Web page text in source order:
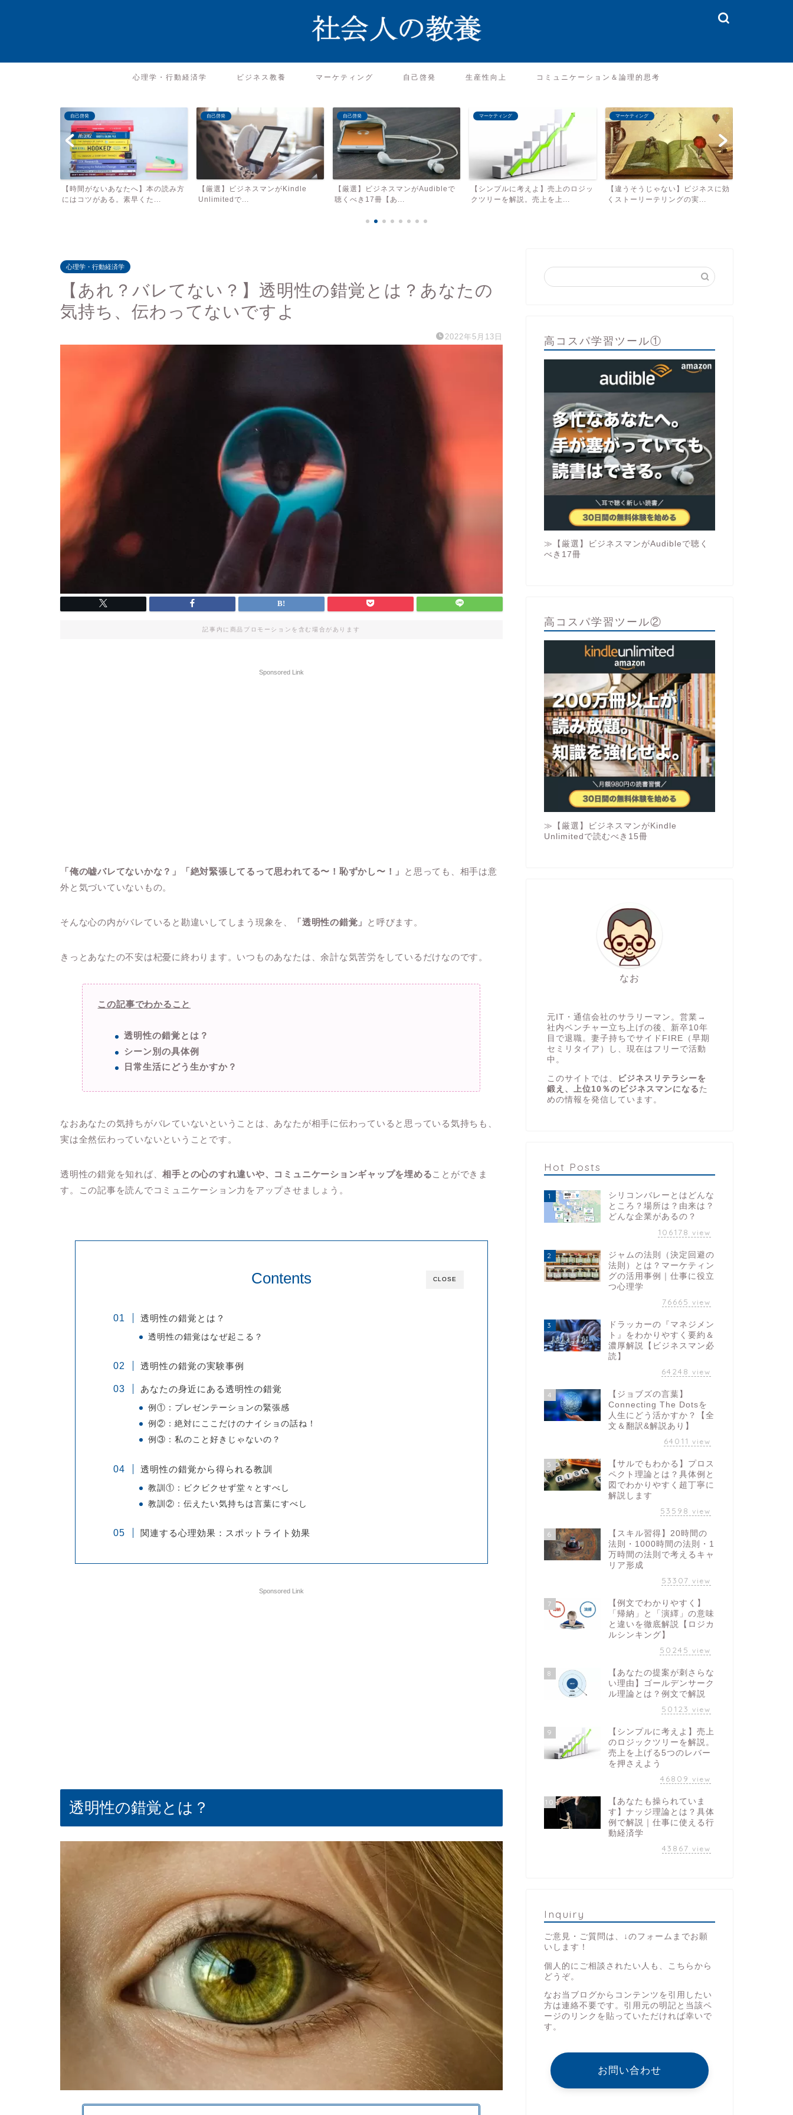
心理学・行動経済学 ビジネス教養 マーケティング 自己啓発 生産性向上 コミュニケーション＆論理的思考
自己啓発
【厳選】ビジネスマンがKindle
Unlimitedで...
自己啓発
【厳選】ビジネスマンがAudibleで
聴くべき17冊【あ...
マーケティング
【シンプルに考えよ】売上のロジッ
クツリーを解説。売上を上...
マーケティング
【違うそうじゃない】ビジネスに効
くストーリーテリングの実...
ビジネス教養
【ついに言語化】ビジネスとは何
か？顧客の価値とは何か？ビ...
心理学・行動経済学
【あれ？バレてない？】透明性の錯覚とは？あなたの
気持ち、伝わってないですよ
2022年5月13日
記事内に商品プロモーションを含む場合があります
Sponsored Link
「俺の嘘バレてないかな？」「絶対緊張してるって思われてる〜！恥ずかし〜！」
と思っても、相手は意
外と気づいていないもの。
そんな心の内がバレていると勘違いしてしまう現象を、 「透明性の錯覚」 と呼びます。
きっとあなたの不安は杞憂に終わります。いつものあなたは、余計な気苦労をしているだけなのです。
この記事でわかること
透明性の錯覚とは？
シーン別の具体例
日常生活にどう生かすか？
なおあなたの気持ちがバレていないということは、あなたが相手に伝わっていると思っている気持ちも、
実は全然伝わっていないということです。
透明性の錯覚を知れば、相手との心のすれ違いや、コミュニケーションギャップを埋めることができま
す。この記事を読んでコミュニケーション力をアップさせましょう。
CLOSE
Contents
透明性の錯覚とは？
透明性の錯覚はなぜ起こる？
透明性の錯覚の実験事例
あなたの身近にある透明性の錯覚
例①：プレゼンテーションの緊張感
例②：絶対にここだけのナイショの話ね！
例③：私のこと好きじゃないの？
透明性の錯覚から得られる教訓
教訓①：ビクビクせず堂々とすべし
教訓②：伝えたい気持ちは言葉にすべし
関連する心理効果：スポットライト効果
Sponsored Link
透明性の錯覚とは？
高コスパ学習ツール①
≫【厳選】ビジネスマンがAudibleで聴く
べき17冊
高コスパ学習ツール②
≫【厳選】ビジネスマンがKindle
Unlimitedで読むべき15冊
なお
元IT・通信会社のサラリーマン。営業→
社内ベンチャー立ち上げの後、新卒10年
目で退職。妻子持ちでサイドFIRE（早期
セミリタイア）し、現在はフリーで活動
中。
このサイトでは、
ビジネスリテラシーを
鍛え、上位10％のビジネスマンになる た
めの情報を発信しています。
Hot Posts
1
シリコンバレーとはどんな
ところ？場所は？由来は？
どんな企業があるの？
106178 view
2
ジャムの法則（決定回避の
法則）とは？マーケティン
グの活用事例｜仕事に役立
つ心理学
76665 view
3
ドラッカーの『マネジメン
ト』をわかりやすく要約＆
濃厚解説【ビジネスマン必
読】
64248 view
4
【ジョブズの言葉】
Connecting The Dotsを
人生にどう活かすか？【全
文＆翻訳&解説あり】
64011 view
5
【サルでもわかる】プロス
ペクト理論とは？具体例と
図でわかりやすく超丁寧に
解説します
53598 view
6
【スキル習得】20時間の
法則・1000時間の法則・1
万時間の法則で考えるキャ
リア形成
53307 view
7
【例文でわかりやすく】
「帰納」と「演繹」の意味
と違いを徹底解説【ロジカ
ルシンキング】
50245 view
8
【あなたの提案が刺さらな
い理由】ゴールデンサーク
ル理論とは？例文で解説
50123 view
9
【シンプルに考えよ】売上
のロジックツリーを解説。
売上を上げる5つのレバー
を押さえよう
46809 view
10
【あなたも操られていま
す】ナッジ理論とは？具体
例で解説｜仕事に使える行
動経済学
43867 view
Inquiry
ご意見・ご質問は、↓のフォームまでお願
いします！
個人的にご相談されたい人も、こちらから
どうぞ。
なお当ブログからコンテンツを引用したい
方は連絡不要です。引用元の明記と当該ペ
ージのリンクを貼っていただければ幸いで
す。
お問い合わせ